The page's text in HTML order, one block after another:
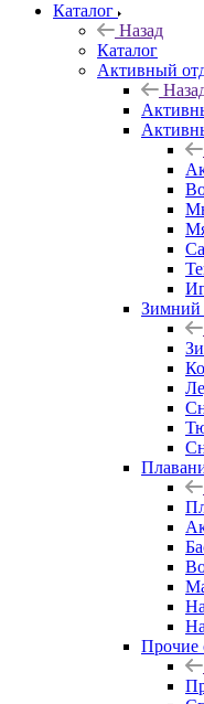
Каталог
Назад
Каталог
Активный
Зимний
Прочие